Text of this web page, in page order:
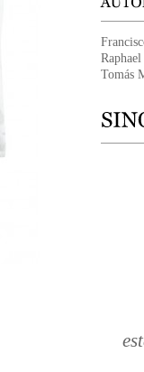
Raphael
Tomás